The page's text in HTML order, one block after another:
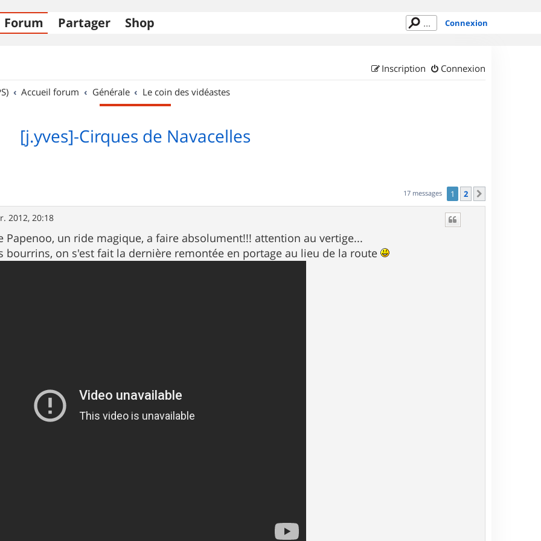
Forum Partager Shop Connexion
Connexion
Inscription
Accueil forum Générale Le coin des vidéastes
[j.yves]-Cirques de Navacelles
17 messages 1 2
2012, 20:18
Papenoo, un ride magique, a faire absolument!!! attention au vertige...
bourrins, on s'est fait la dernière remontée en portage au lieu de la route